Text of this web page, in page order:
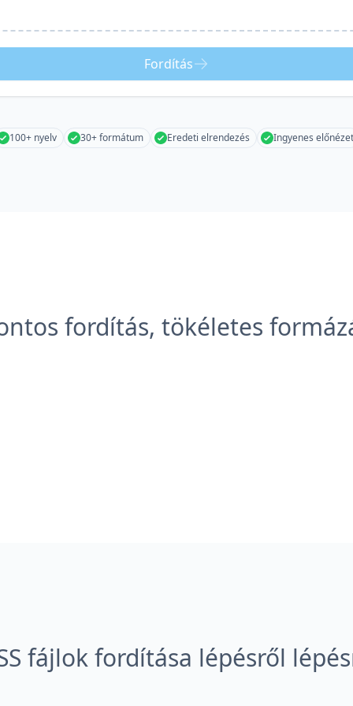
Fordítás
100+ nyelv 30+ formátum Eredeti elrendezés Ingyenes előnézet
fordítás, tökéletes
fájlok fordítása lépésről